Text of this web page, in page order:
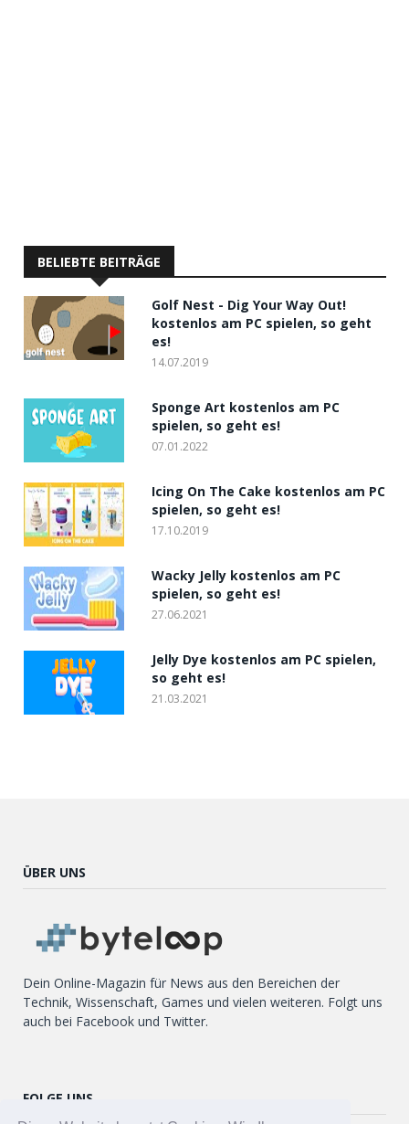
BELIEBTE BEITRÄGE
Golf Nest - Dig Your Way Out!
kostenlos am PC spielen, so geht
es!
14.07.2019
Sponge Art kostenlos am PC
spielen, so geht es!
07.01.2022
Icing On The Cake kostenlos am PC
spielen, so geht es!
17.10.2019
Wacky Jelly kostenlos am PC
spielen, so geht es!
27.06.2021
Jelly Dye kostenlos am PC spielen,
so geht es!
21.03.2021
ÜBER UNS
Dein Online-Magazin für News aus den Bereichen der
Technik, Wissenschaft, Games und vielen weiteren. Folgt uns
auch bei Facebook und Twitter.
FOLGE UNS